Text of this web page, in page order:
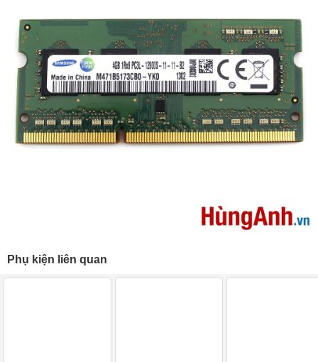
Phụ kiện liên quan